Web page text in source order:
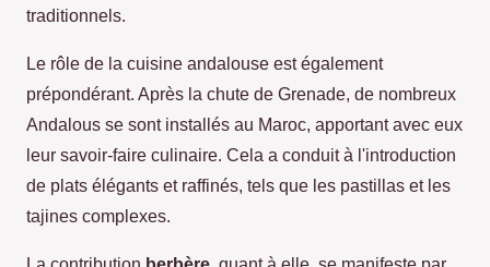
traditionnels.
Le rôle de la cuisine andalouse est également
prépondérant. Après la chute de Grenade, de nombreux
Andalous se sont installés au Maroc, apportant avec eux
leur savoir-faire culinaire. Cela a conduit à l'introduction
de plats élégants et raffinés, tels que les pastillas et les
tajines complexes.